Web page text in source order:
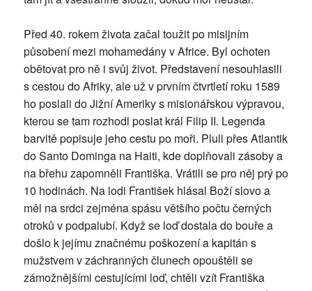
Před 40. rokem života začal toužit po misijním
působení mezi mohamedány v Africe. Byl ochoten
obětovat pro ně i svůj život. Představení nesouhlasili
s cestou do Afriky, ale už v prvním čtvrtletí roku 1589
ho poslali do Jižní Ameriky s misionářskou výpravou,
kterou se tam rozhodl poslat král Filip II. Legenda
barvitě popisuje jeho cestu po moři. Pluli přes Atlantik
do Santo Dominga na Haiti, kde doplňovali zásoby a
na břehu zapomněli Františka. Vrátili se pro něj prý po
10 hodinách. Na lodi František hlásal Boží slovo a
měl na srdci zejména spásu většího počtu černých
otroků v podpalubí. Když se loď dostala do bouře a
došlo k jejímu značnému poškození a kapitán s
mužstvem v záchranných člunech opouštěli se
zámožnějšími cestujícími loď, chtěli vzít Františka